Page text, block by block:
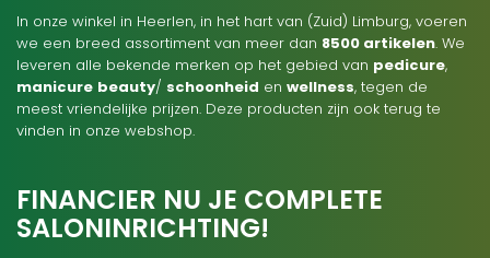
In onze winkel in Heerlen, in het hart van (Zuid) Limburg, voeren
we een breed assortiment van meer dan 8500 artikelen. We
leveren alle bekende merken op het gebied van pedicure,
manicure beauty/ schoonheid en wellness, tegen de
meest vriendelijke prijzen. Deze producten zijn ook terug te
vinden in onze webshop.
FINANCIER NU JE COMPLETE
SALONINRICHTING!